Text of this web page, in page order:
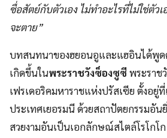
ซื่อสัตย์กับตัวเอง ไม่ทำอะไรที่ไม่ใช่ตัวเ
จะตาย”
บทสนทนาของฮยอนอูและแฮอินได้พูด
เกิดขึ้นในพระราชวังซ็องซูซีพระราช
เฟรเดอริคมหาราชแห่งปรัสเซีย ตั้งอยู่
ประเทศเยอรมนี ด้วยสถาปัตยกรรมอัน
สวยงามอันเป็นเอกลักษณ์สไตล์โรโกโ